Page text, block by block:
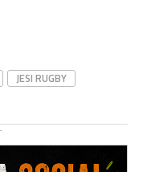
JESI RUGBY